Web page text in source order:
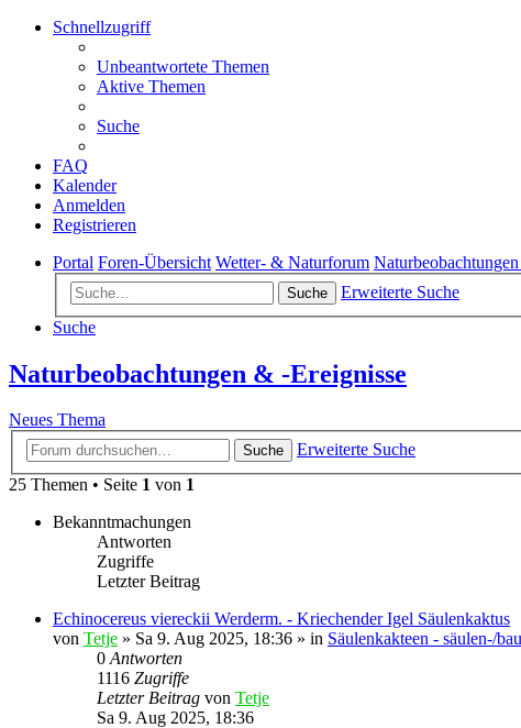
Schnellzugriff
Unbeantwortete Themen
Aktive Themen
Suche
FAQ
Kalender
Anmelden
Registrieren
Portal Foren-Übersicht Wetter- & Naturforum
Suche
Erweiterte Suche
Suche
Naturbeobachtungen & -Ereignisse
Neues Thema
Suche
Erweiterte Suche
25 Themen • Seite 1 von 1
Bekanntmachungen
Antworten
Zugriffe
Letzter Beitrag
Echinocereus viereckii Werderm. - Kriechender Igel Säulenkaktus
von Tetje » Sa 9. Aug 2025, 18:36 » in Säulenkakteen - säulen-/
0 Antworten
1116 Zugriffe
Letzter Beitrag von Tetje
Sa 9. Aug 2025, 18:36